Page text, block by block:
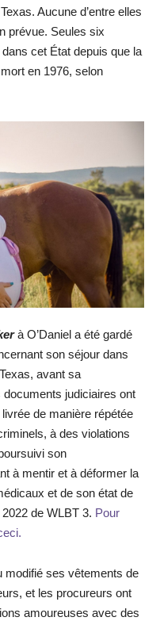
Aucune d’entre elles
prévue. Seules six
cet État depuis que la
en 1976, selon
à O’Daniel a été gardé
son séjour dans
avant sa
judiciaires ont
de manière répétée
à des violations
son
à mentir et à déformer la
et de son état de
de WLBT 3. Pour
modifié ses vêtements de
et les procureurs ont
amoureuses avec des